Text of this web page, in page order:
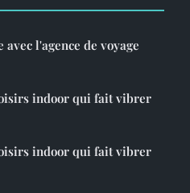
l'agence de voyage
indoor qui fait vibrer
indoor qui fait vibrer